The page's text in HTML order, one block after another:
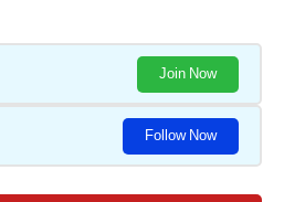
Join Now
Follow Now